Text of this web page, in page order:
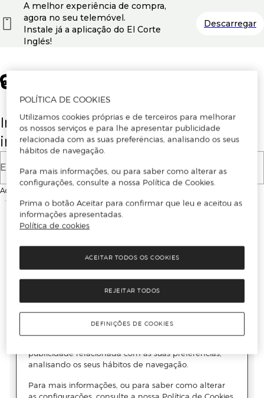
Insira o seu email para se registar ou
iniciar sessão.
E-mail
Ao continuar, aceitas as
A melhor experiência de compra,
agora no seu telemóvel.
Instale já a aplicação do El Corte
Inglés!
Descarregar
POLÍTICA DE COOKIES
Utilizamos cookies próprias e de terceiros para melhorar
os nossos serviços e para lhe apresentar publicidade
relacionada com as suas preferências, analisando os seus
hábitos de navegação.
Para mais informações, ou para saber como alterar as
configurações, consulte a nossa Política de Cookies.
Prima o botão Aceitar para confirmar que leu e aceitou as
informações apresentadas.
Política de cookies
REJEITAR TODOS
ACEITAR TODOS OS COOKIES
DEFINIÇÕES DE COOKIES